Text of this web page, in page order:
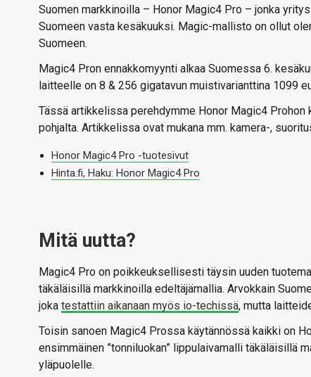
Suomen markkinoilla – Honor Magic4 Pro – jonka
Suomeen vasta kesäkuuksi. Magic-mallisto on ollut
Suomeen.
Magic4 Pron ennakkomyynti alkaa Suomessa 6.
laitteelle on 8 & 256 gigatavun muistivarianttina 1099
Tässä artikkelissa perehdymme Honor Magic4
pohjalta. Artikkelissa ovat mukana mm. kamera-,
Honor Magic4 Pro -tuotesivut
Hinta.fi, Haku: Honor Magic4 Pro
Mitä uutta?
Magic4 Pro on poikkeuksellisesti täysin uuden
täkäläisillä markkinoilla edeltäjämallia. Arvokkain
joka testattiin aikanaan myös io-techissä, mutta
Toisin sanoen Magic4 Prossa käytännössä kaikki on
ensimmäinen ”tonniluokan” lippulaivamalli täkäläisillä
yläpuolelle.